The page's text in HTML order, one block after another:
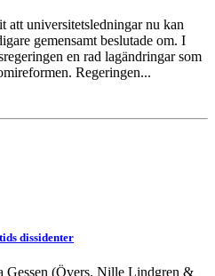
att universitetsledningar nu kan
gemensamt beslutade om. I
en rad lagändringar som
Regeringen...
dissidenter
Gessen (Övers. Nille Lindgren &